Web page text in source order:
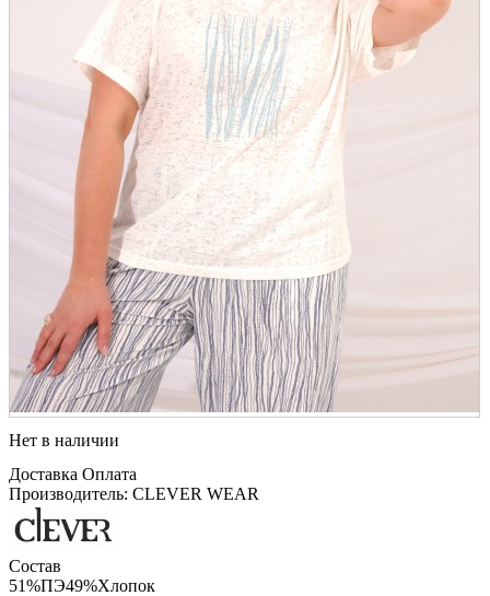
Нет в наличии
Доставка Оплата
Производитель: CLEVER WEAR
Состав
51%ПЭ49%Хлопок